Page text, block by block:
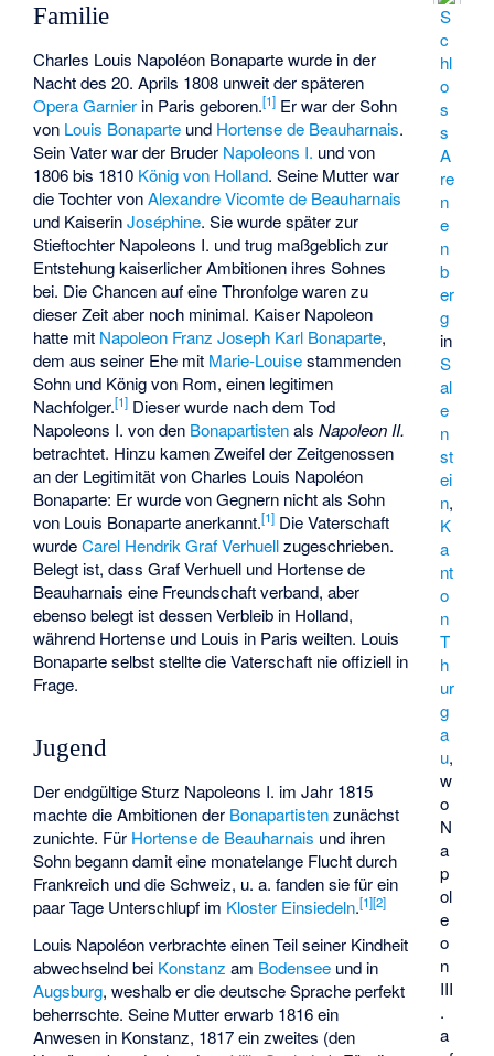
S
c
hl
o
s
s
A
re
n
e
n
b
er
g
in
S
al
e
n
st
ei
n,
K
a
nt
o
n
T
h
ur
g
a
u,
w
o
N
a
p
ol
e
o
n
III
.
a
Familie
Charles Louis Napoléon Bonaparte wurde in der
Nacht des 20. Aprils 1808 unweit der späteren
Opera Garnier in Paris geboren.[1] Er war der Sohn
von Louis Bonaparte und Hortense de Beauharnais.
Sein Vater war der Bruder Napoleons I. und von
1806 bis 1810 König von Holland. Seine Mutter war
die Tochter vonAlexandre Vicomte de Beauharnais
und KaiserinJoséphine. Sie wurde später zur
Stieftochter Napoleons I. und trug maßgeblich zur
Entstehung kaiserlicher Ambitionen ihres Sohnes
bei. Die Chancen auf eine Thronfolge waren zu
dieser Zeit aber noch minimal. Kaiser Napoleon
hatte mit Napoleon Franz Joseph Karl Bonaparte,
dem aus seiner Ehe mit Marie-Louisestammenden
Sohn und König von Rom, einen legitimen
Nachfolger.[1] Dieser wurde nach dem Tod
Napoleons I. von den BonapartistenalsNapoleon II.
betrachtet. Hinzu kamen Zweifel der Zeitgenossen
an der Legitimität von Charles Louis Napoléon
Bonaparte: Er wurde von Gegnern nicht als Sohn
von Louis Bonaparte anerkannt.[1] Die Vaterschaft
wurdeCarel Hendrik Graf Verhuellzugeschrieben.
Belegt ist, dass Graf Verhuell und Hortense de
Beauharnais eine Freundschaft verband, aber
ebenso belegt ist dessen Verbleib in Holland,
während Hortense und Louis in Paris weilten. Louis
Bonaparte selbst stellte die Vaterschaft nie offiziell in
Frage.
Jugend
Der endgültige Sturz Napoleons I. im Jahr 1815
machte die Ambitionen der Bonapartistenzunächst
zunichte. Für Hortense de Beauharnais und ihren
Sohn begann damit eine monatelange Flucht durch
Frankreich und die Schweiz, u. a. fanden sie für ein
paar Tage Unterschlupf im Kloster Einsiedeln.[1][2]
Louis Napoléon verbrachte einen Teil seiner Kindheit
abwechselnd bei Konstanz am Bodensee und in
Augsburg, weshalb er die deutsche Sprache perfekt
beherrschte. Seine Mutter erwarb 1816 ein
Anwesen in Konstanz, 1817 ein zweites (den